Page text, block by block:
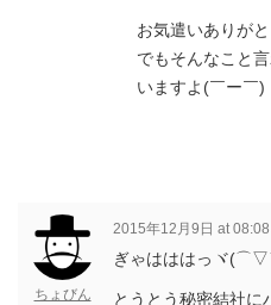
お気遣いありが
でもそんなこと
いますよ(￣ー￣)
ちょびん
2015年12月9日 at 08:08
ぎゃはははっヾ
とうとう秘密結社に